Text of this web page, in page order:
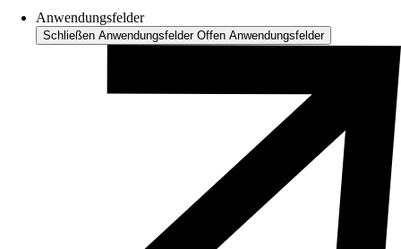
Anwendungsfelder
Schließen Anwendungsfelder Offen Anwendungsfelder